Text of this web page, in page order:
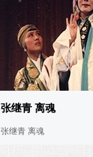
张继青 离魂
张继青 离魂